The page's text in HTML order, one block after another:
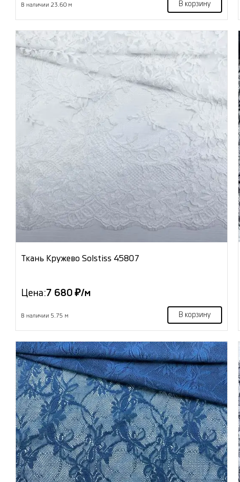
В наличии 23.60 м В корзину
Ткань Кружево Solstiss 45807
Цена:7 680 ₽/м
В наличии 5.75 м В корзину